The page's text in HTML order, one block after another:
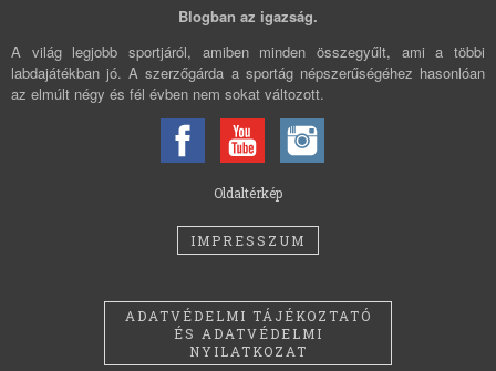
Blogban az igazság.
A világ legjobb sportjáról, amiben minden összegyűlt, ami a többi
labdajátékban jó. A szerzőgárda a sportág népszerűségéhez hasonlóan
az elmúlt négy és fél évben nem sokat változott.
Oldaltérkép
IMPRESSZUM
ADATVÉDELMI TÁJÉKOZTATÓ
ÉS ADATVÉDELMI
NYILATKOZAT